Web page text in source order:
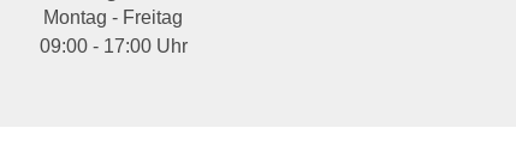
Montag - Freitag
09:00 - 17:00 Uhr